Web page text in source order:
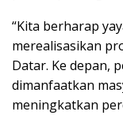
“Kita berharap
merealisasikan
Datar. Ke depan,
dimanfaatkan
meningkatkan